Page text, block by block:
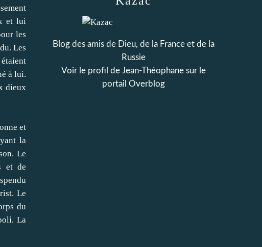
et lui
les
Les
à lui.
dieux
et
la
Le
et de
Le
du
La
Blog des amis de Dieu, de la France et de la
Russie
Voir le profil de Jean-Théophanesur le
portail Overblog